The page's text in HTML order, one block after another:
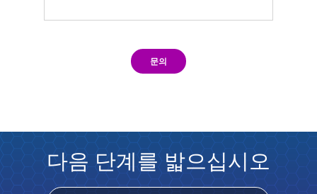
문의
다음 단계를 밟으십시오